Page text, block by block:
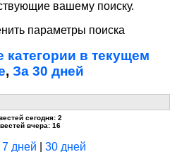
вашему поиску.
параметры поиска
категории в текущем
, За 30 дней
сегодня: 2
вчера: 16
7 дней 30 дней